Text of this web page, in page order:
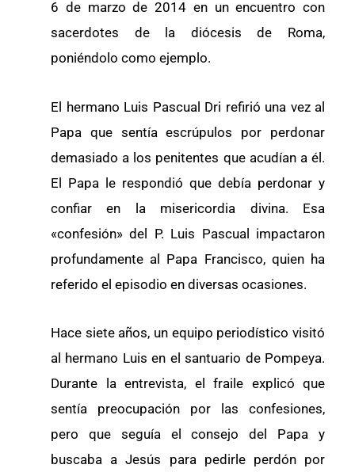
6 de marzo de 2014 en un encuentro con
sacerdotes de la diócesis de Roma,
poniéndolo como ejemplo.
El hermano Luis Pascual Dri refirió una vez al
Papa que sentía escrúpulos por perdonar
demasiado a los penitentes que acudían a él.
El Papa le respondió que debía perdonar y
confiar en la misericordia divina. Esa
«confesión» del P. Luis Pascual impactaron
profundamente al Papa Francisco, quien ha
referido el episodio en diversas ocasiones.
Hace siete años, un equipo periodístico visitó
al hermano Luis en el santuario de Pompeya.
Durante la entrevista, el fraile explicó que
sentía preocupación por las confesiones,
pero que seguía el consejo del Papa y
buscaba a Jesús para pedirle perdón por